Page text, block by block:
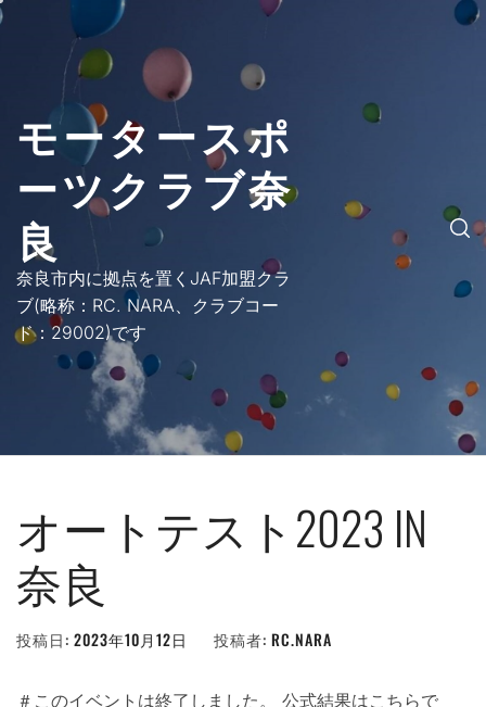
コ
モータースポ
ーツクラブ奈
良
奈良市内に拠点を置くJAF加盟クラ
ブ(略称：RC. NARA、クラブコー
ド：29002)です
オートテスト2023 IN
奈良
投稿日: 2023年10月12日 投稿者: RC.NARA
＃このイベントは終了しました。 公式結果はこちらで